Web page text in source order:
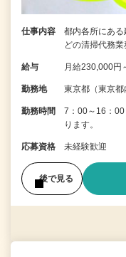
仕事内容
都内各所にあ
どの清掃代務
給与 月給230,000円
勤務地 東京都（東京都
勤務時間
7：00～16：
ります。
応募資格 未経験歓迎
後で見る